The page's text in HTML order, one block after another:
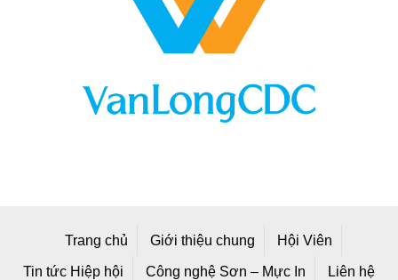
Trang chủ Giới thiệu chung Hội Viên
Tin tức Hiệp hội Công nghệ Sơn – Mực In Liên hệ